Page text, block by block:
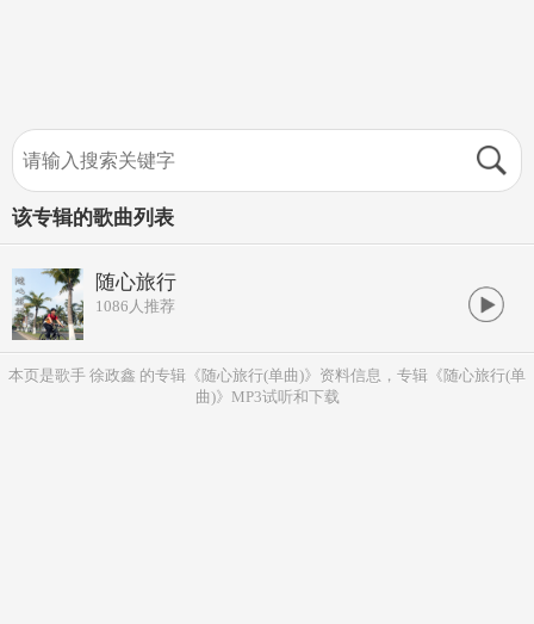
该专辑的歌曲列表
随心旅行
1086 人推荐
本页是歌手 徐政鑫 的专辑《随心旅行(单曲)》资料信息，专辑《随心旅行(单
曲)》MP3试听和下载